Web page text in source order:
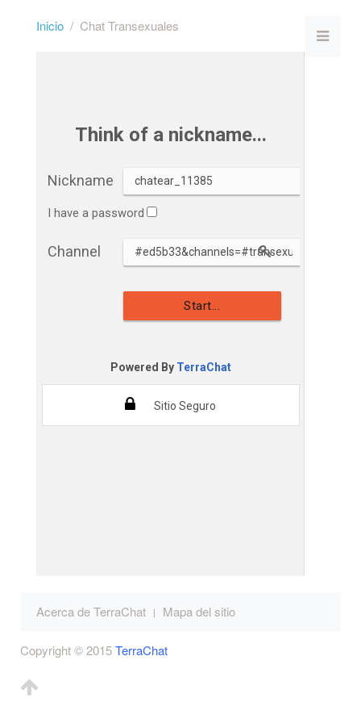
Inicio Chat Transexuales
Acerca de TerraChat Mapa del sitio
Copyright © 2015TerraChat